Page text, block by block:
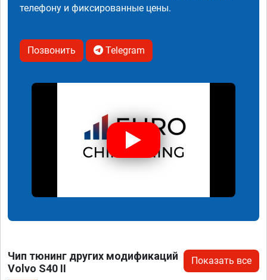
телефону и фиксированные цены.
Позвонить Telegram
Чип тюнинг других модификаций
Volvo S40 II
Показать все